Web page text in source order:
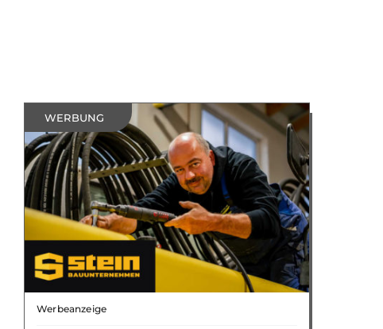
WERBUNG
Werbeanzeige